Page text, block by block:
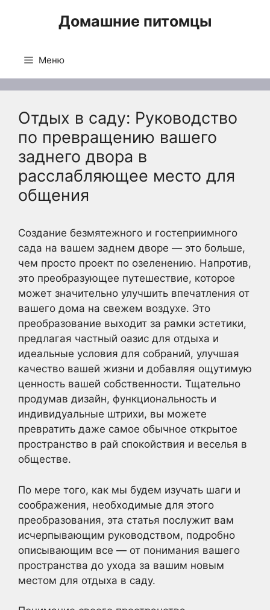
Домашние питомцы
Меню
Отдых в саду: Руководство
по превращению вашего
заднего двора в
расслабляющее место для
общения
Создание безмятежного и гостеприимного
сада на вашем заднем дворе — это больше,
чем просто проект по озеленению. Напротив,
это преобразующее путешествие, которое
может значительно улучшить впечатления от
вашего дома на свежем воздухе. Это
преобразование выходит за рамки эстетики,
предлагая частный оазис для отдыха и
идеальные условия для собраний, улучшая
качество вашей жизни и добавляя ощутимую
ценность вашей собственности. Тщательно
продумав дизайн, функциональность и
индивидуальные штрихи, вы можете
превратить даже самое обычное открытое
пространство в рай спокойствия и веселья в
обществе.
По мере того, как мы будем изучать шаги и
соображения, необходимые для этого
преобразования, эта статья послужит вам
исчерпывающим руководством, подробно
описывающим все — от понимания вашего
пространства до ухода за вашим новым
местом для отдыха в саду.